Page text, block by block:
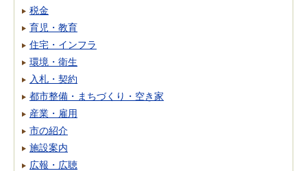
税金
育児・教育
住宅・インフラ
環境・衛生
入札・契約
都市整備・まちづくり・空き家
産業・雇用
市の紹介
施設案内
広報・広聴